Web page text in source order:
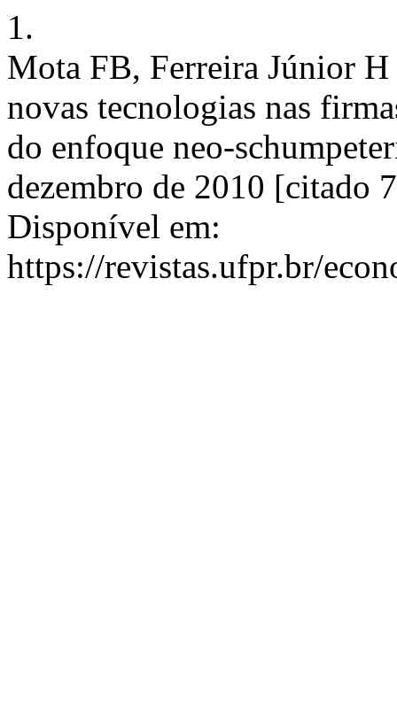
1.
Mota FB, Ferreira Júnior
novas tecnologias nas
do enfoque neo-
dezembro de 2010 [citado
Disponível em:
https://revistas.ufpr.br/